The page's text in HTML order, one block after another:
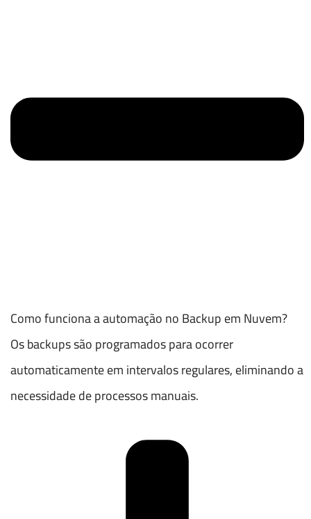
Como funciona a automação no Backup em Nuvem?
Os backups são programados para ocorrer
automaticamente em intervalos regulares, eliminando a
necessidade de processos manuais.